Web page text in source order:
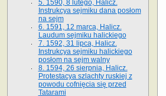
5. 1590, 8 lutego, Halicz.
Instrukcya sejmiku dana posłom
na sejm
6. 1591, 12 marca, Halicz.
Laudum sejmiku halickiego
7. 1592, 31 lipca, Halicz.
Instrukcya sejmiku halickiego
posłom na sejm walny
8. 1594, 26 sierpnia, Halicz.
Protestacya szlachty ruskiej z
powodu cofnięcia się przed
Tatarami